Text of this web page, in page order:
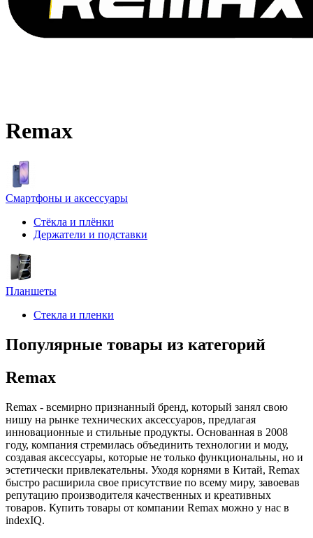
Remax
Смартфоны и аксессуары
Стёкла и плёнки
Держатели и подставки
Планшеты
Стекла и пленки
Популярные товары из категорий
Remax
Remax - всемирно признанный бренд, который занял свою
нишу на рынке технических аксессуаров, предлагая
инновационные и стильные продукты. Основанная в 2008
году, компания стремилась объединить технологии и моду,
создавая аксессуары, которые не только функциональны, но и
эстетически привлекательны. Уходя корнями в Китай, Remax
быстро расширила свое присутствие по всему миру, завоевав
репутацию производителя качественных и креативных
товаров. Купить товары от компании Remax можно у нас в
indexIQ.